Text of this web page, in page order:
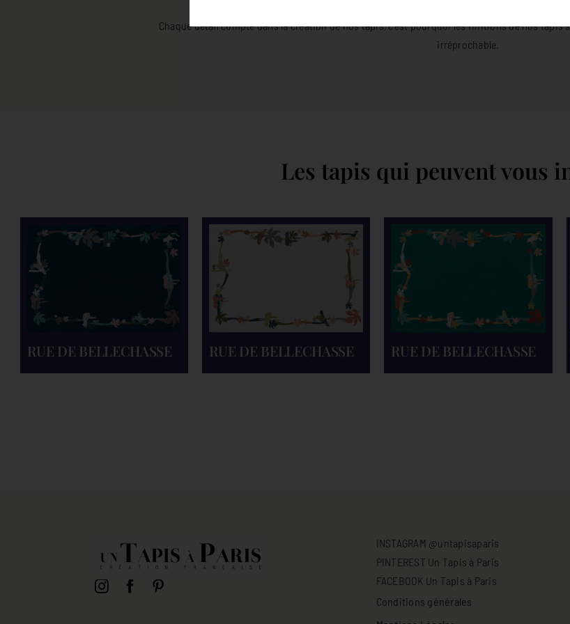
Chaque détail compte dans la création de nos tapis, c’est pourquoi les finitions de nos
irréprochable.
Les tapis qui peuvent vous
RUE DE BELLECHASSE RUE DE BELLECHASSE RUE DE BELLECHASSE
INSTAGRAM @untapisaparis
PINTEREST Un Tapis à Paris
FACEBOOK Un Tapis à Paris
Conditions générales